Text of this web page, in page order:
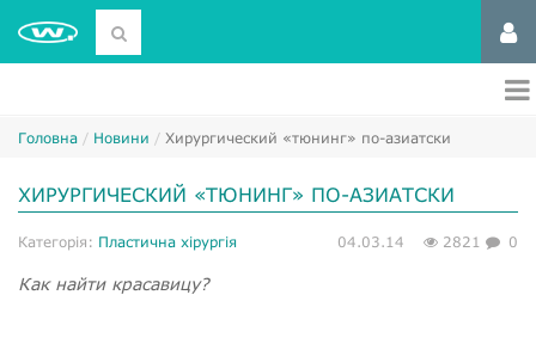
Головна Новини Хирургический «тюнинг» по-азиатски
ХИРУРГИЧЕСКИЙ «ТЮНИНГ» ПО-АЗИАТСКИ
Категорія: Пластична хірургія 04.03.14 2821 0
Как найти красавицу?